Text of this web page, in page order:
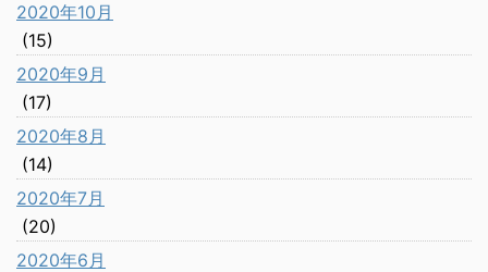
2020年10月
(15)
2020年9月
(17)
2020年8月
(14)
2020年7月
(20)
2020年6月